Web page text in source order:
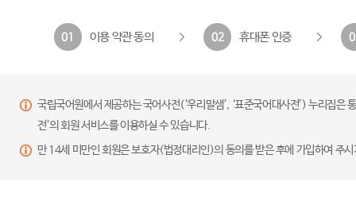
01 이용 약관 동의 02 휴대폰 인증
국립국어원에서 제공하는 국어사전(‘우리말샘’, ‘표준국어대사전’) 누리집
전’의 회원 서비스를 이용하실 수 있습니다.
만 14세 미만인 회원은 보호자(법정대리인)의 동의를 받은 후에 가입하여 주